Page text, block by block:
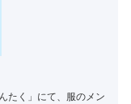
たく」にて、服のメン